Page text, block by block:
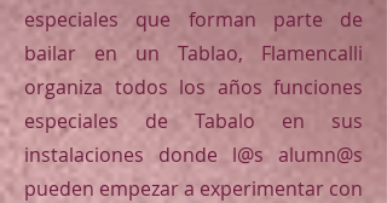
especiales que forman parte de
bailar en un Tablao, Flamencalli
organiza todos los años funciones
especiales de Tabalo en sus
instalaciones donde l@s alumn@s
pueden empezar a experimentar con